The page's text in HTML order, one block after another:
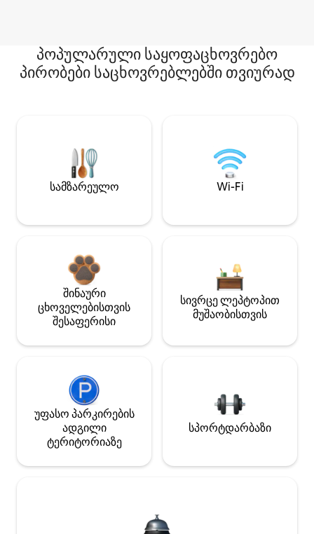
პოპულარული საყოფაცხოვრებო
პირობები საცხოვრებლებში თვიურად
სამზარეულო Wi-Fi
შინაური
ცხოველებისთვის
შესაფერისი
სივრცე ლეპტოპით
მუშაობისთვის
უფასო პარკირების
ადგილი
ტერიტორიაზე
სპორტდარბაზი